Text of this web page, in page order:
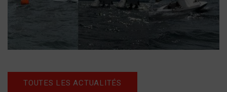
TOUTES LES ACTUALITÉS